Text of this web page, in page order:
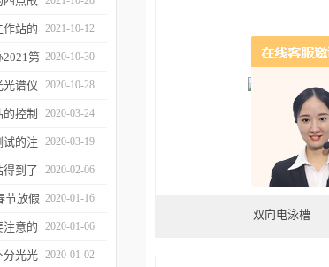
作站的 2021-10-12
2021第
圈发展
2020-10-30
光谱仪 2020-10-28
控制 2020-03-24
试的注 2020-03-19
得到了 2020-02-06
节放假 2020-01-16
注意的 2020-01-06
分光光 2020-01-02
双向电泳槽